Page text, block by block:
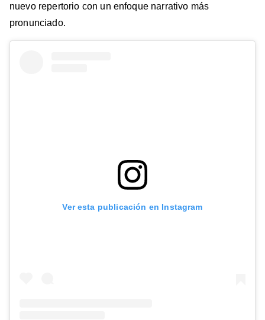
nuevo repertorio con un enfoque narrativo más
pronunciado.
Ver esta publicación en Instagram